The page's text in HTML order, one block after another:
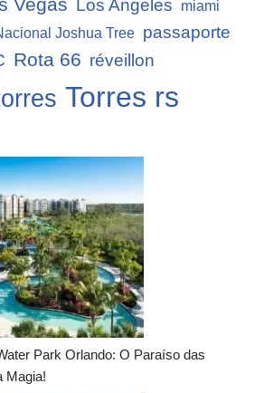
Vegas Los Angeles miami
Joshua Tree passaporte
Rota 66 réveillon
Torres rs
Park Orlando: O Paraíso das
Magia!